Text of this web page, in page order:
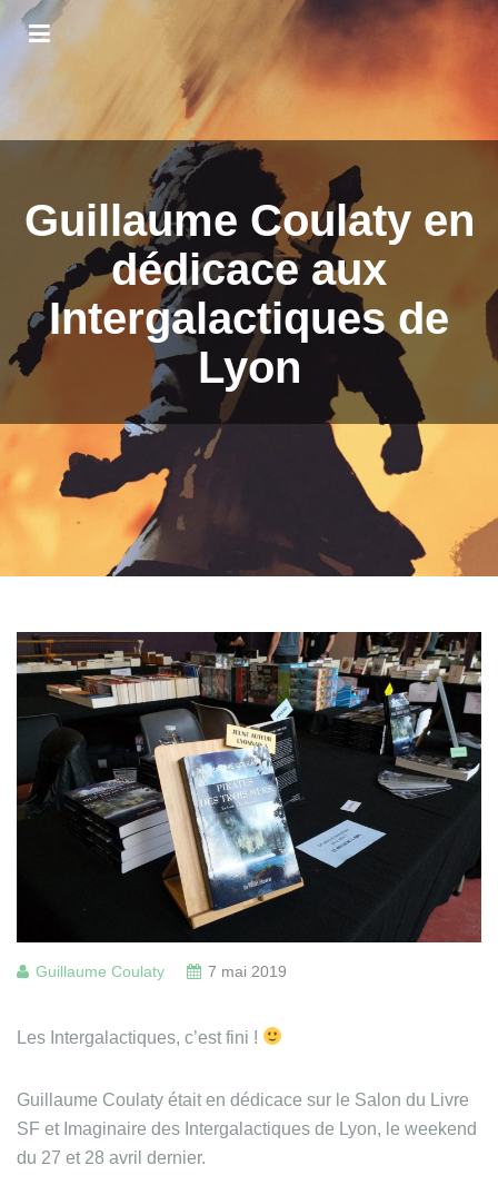
Guillaume Coulaty en
dédicace aux
Intergalactiques de
Lyon
Guillaume Coulaty 7 mai 2019
Les Intergalactiques, c’est fini !
Guillaume Coulaty était en dédicace sur le Salon du Livre
SF et Imaginaire des Intergalactiques de Lyon, le weekend
du 27 et 28 avril dernier.